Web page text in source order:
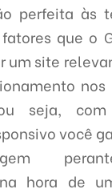
perfeita às
que o
um site
nos
seja,
você
hora de